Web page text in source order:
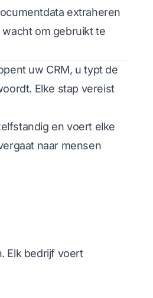
extraheren
om gebruikt te
uw CRM, u typt de
Elke stap vereist
en voert elke
naar mensen
Elk bedrijf voert